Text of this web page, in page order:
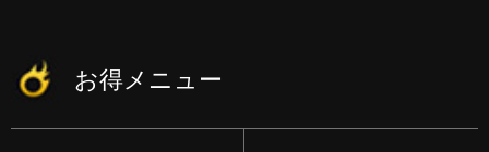
お得メニュー